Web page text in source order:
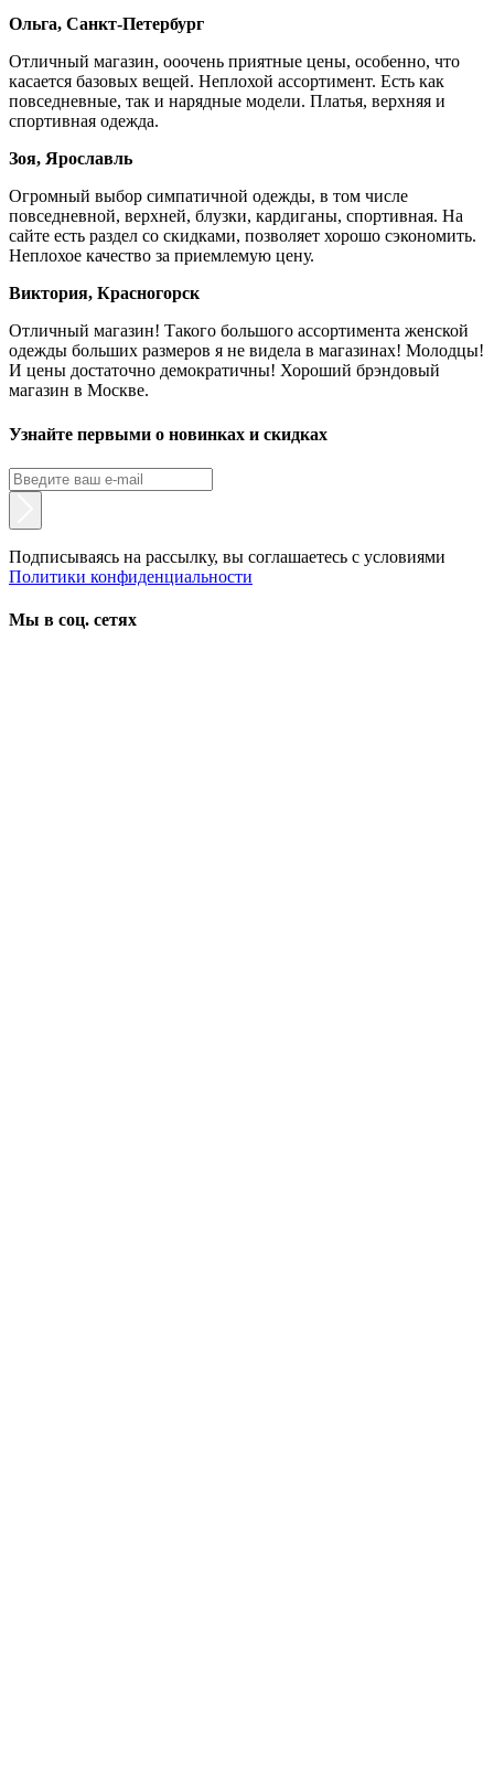
Ольга, Санкт-Петербург
Отличный магазин, ооочень приятные цены, особенно, что
касается базовых вещей. Неплохой ассортимент. Есть как
повседневные, так и нарядные модели. Платья, верхняя и
спортивная одежда.
Зоя, Ярославль
Огромный выбор симпатичной одежды, в том числе
повседневной, верхней, блузки, кардиганы, спортивная. На
сайте есть раздел со скидками, позволяет хорошо сэкономить.
Неплохое качество за приемлемую цену.
Виктория, Красногорск
Отличный магазин! Такого большого ассортимента женской
одежды больших размеров я не видела в магазинах! Молодцы!
И цены достаточно демократичны! Хороший брэндовый
магазин в Москве.
Узнайте первыми о новинках и скидках
Подписываясь на рассылку, вы соглашаетесь с условиями
Политики конфиденциальности
Мы в соц. сетях